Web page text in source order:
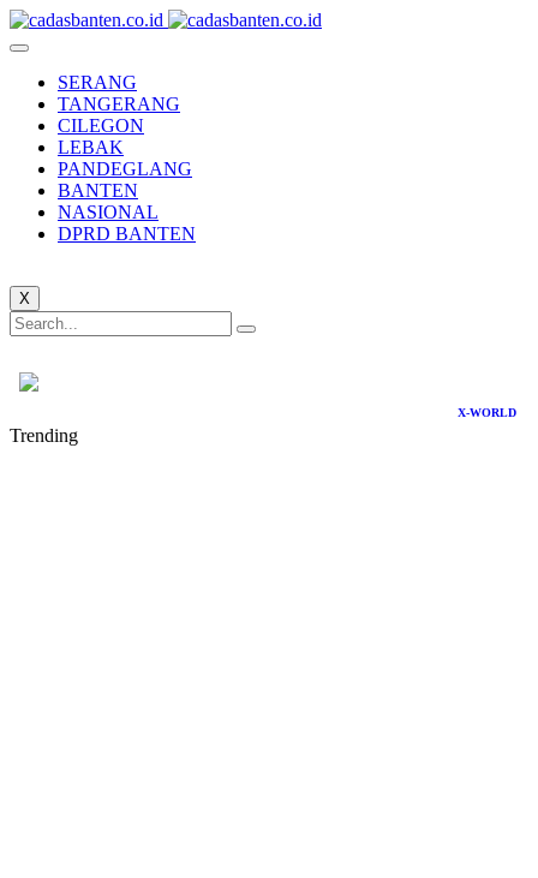
SERANG
TANGERANG
CILEGON
LEBAK
PANDEGLANG
BANTEN
NASIONAL
DPRD BANTEN
X
X-WORLD
Trending